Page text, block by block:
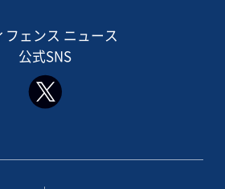
フェンス ニュース
公式SNS